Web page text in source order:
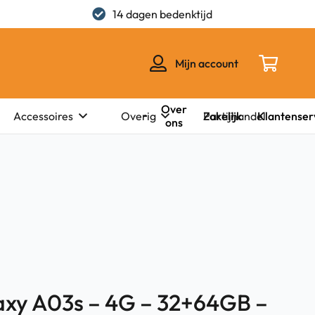
14 dagen bedenktijd
Mijn account
Accessoires Overig Partijhandel
Over
ons
Zakelijk
A03s – 4G – 32+64GB –